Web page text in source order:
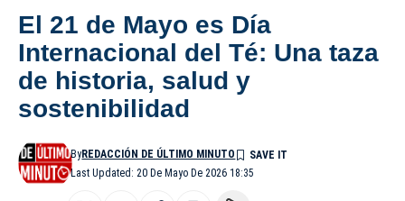
El 21 de Mayo es Día
Internacional del Té: Una taza
de historia, salud y
sostenibilidad
Last Updated: 20 De Mayo De 2026 18:35
ByREDACCIÓN DE ÚLTIMO MINUTO